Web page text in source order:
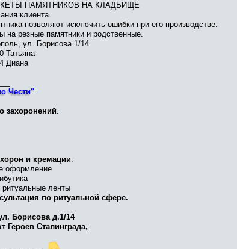
ПАМЯТНИКОВ НА КЛАДБИЩЕ
клиента.
позволяют исключить ошибки при его производстве.
на резные памятники и родственные.
ул. Борисова 1/14
Татьяна
Диана
Чести"
захоронений.
и кремации.
оформление
ленты
по ритуальной сфере.
Борисова д.1/14
Героев Сталинграда,